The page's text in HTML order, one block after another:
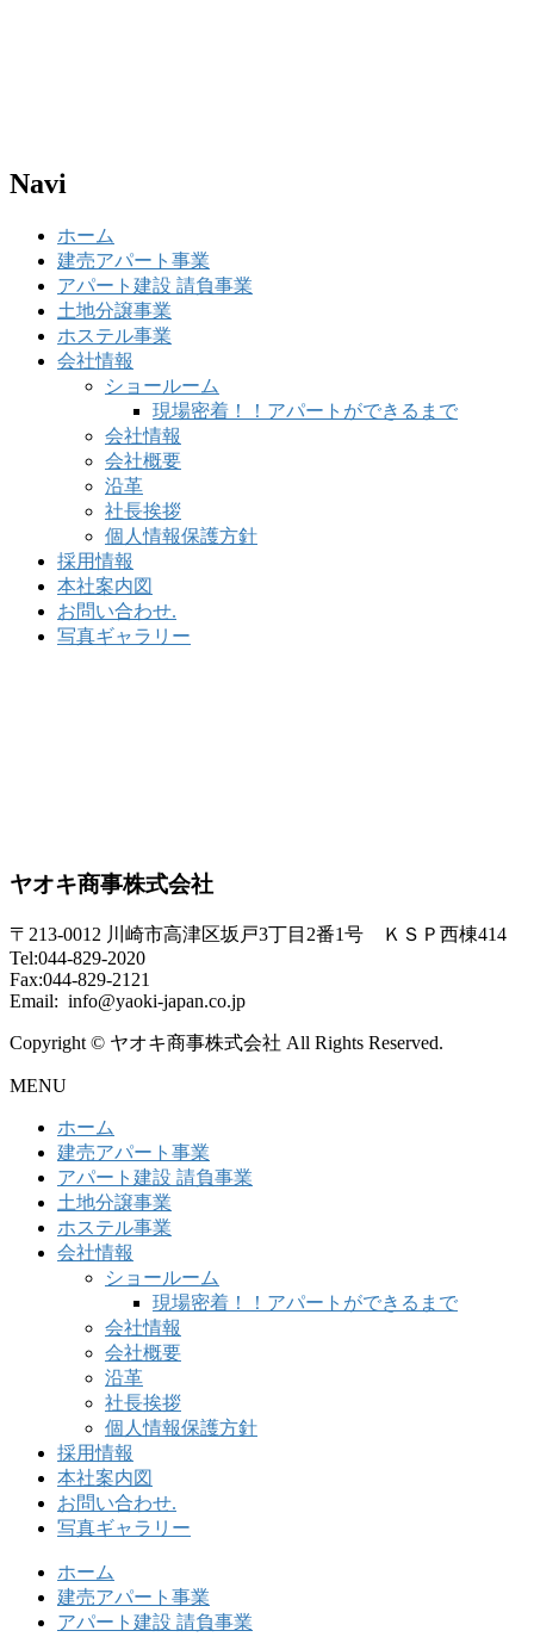
Navi
ホーム
建売アパート事業
アパート建設 請負事業
土地分譲事業
ホステル事業
会社情報
ショールーム
現場密着！！アパートができるまで
会社情報
会社概要
沿革
社長挨拶
個人情報保護方針
採用情報
本社案内図
お問い合わせ.
写真ギャラリー
ヤオキ商事株式会社
〒213-0012 川崎市高津区坂戸3丁目2番1号 ＫＳＰ西棟414
Tel:044-829-2020
Fax:044-829-2121
Email: info@yaoki-japan.co.jp
Copyright © ヤオキ商事株式会社 All Rights Reserved.
MENU
ホーム
建売アパート事業
アパート建設 請負事業
土地分譲事業
ホステル事業
会社情報
ショールーム
現場密着！！アパートができるまで
会社情報
会社概要
沿革
社長挨拶
個人情報保護方針
採用情報
本社案内図
お問い合わせ.
写真ギャラリー
ホーム
建売アパート事業
アパート建設 請負事業